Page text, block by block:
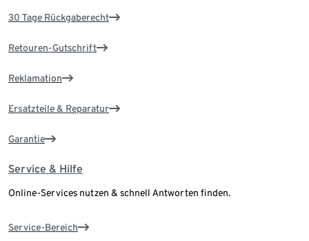
30 Tage Rückgaberecht
Retouren-Gutschrift
Reklamation
Ersatzteile & Reparatur
Garantie
Service & Hilfe
Online-Services nutzen & schnell Antworten finden.
Service-Bereich